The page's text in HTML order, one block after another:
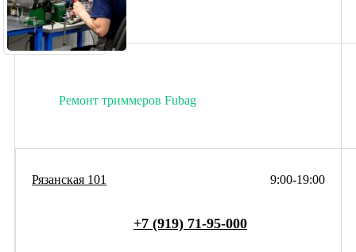
Ремонт триммеров Fubag
9:00-19:00
Рязанская 101
+7 (919) 71-95-000